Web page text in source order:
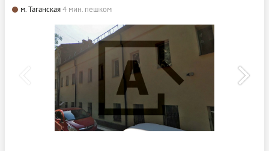
м. Таганская4 мин. пешком